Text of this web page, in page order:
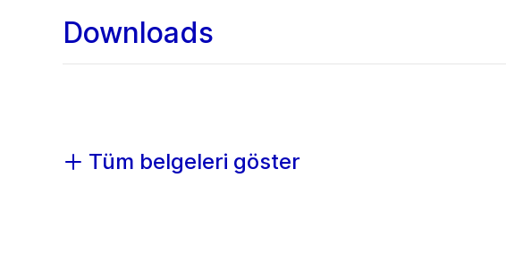
Downloads
Tüm belgeleri göster